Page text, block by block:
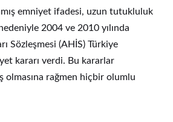
emniyet ifadesi, uzun tutukluluk
2004 ve 2010 yılında
Sözleşmesi (AHİS) Türkiye
kararı verdi. Bu kararlar
olmasına rağmen hiçbir olumlu